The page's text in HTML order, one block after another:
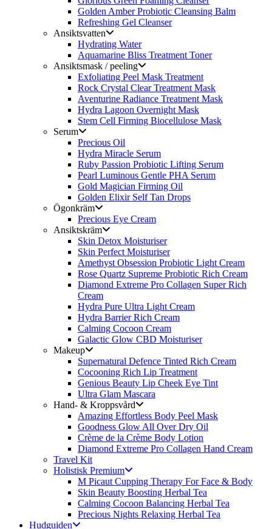
Golden Amber Probiotic Cleansing Balm
Refreshing Gel Cleanser
Ansiktsvatten
Hydrating Water
Aquamarine Bliss Treatment Toner
Ansiktsmask / peeling
Exfoliating Peel Mask Treatment
Rock Crystal Clear Treatment Mask
Aventurine Radiance Treatment Mask
Hydra Lagoon Overnight Mask
Stem Cell Firming Biocellulose Mask
Serum
Precious Oil
Hydra Miracle Serum
Ruby Passion Probiotic Lifting Serum
Pearl Luminous Gentle PHA Serum
Gold Magician Firming Oil
Golden Elixir Self Tan Drops
Ögonkräm
Precious Eye Cream
Ansiktskräm
Skin Detox Moisturiser
Skin Perfect Moisturiser
Amethyst Obsession Probiotic Light Cream
Rose Quartz Supreme Probiotic Rich Cream
Diamond Extreme Pro Collagen Super Rich
Cream
Hydra Pure Ultra Light Cream
Hydra Barrier Rich Cream
Calming Cocoon Cream
Galactic Glow CBD Moisturiser
Makeup
Supernatural Defence Tinted Rich Cream
Cocooning Rich Lip Treatment
Genious Beauty Lip Cheek Eye Tint
Ultra Glam Mascara
Hand- & Kroppsvård
Amazing Effortless Body Peel Mask
Goodness Glow All Over Dry Oil
Crème de la Crème Body Lotion
Diamond Extreme Pro Collagen Hand Cream
Travel Kit
Holistisk Premium
M Picaut Cupping Therapy For Face & Body
Skin Beauty Boosting Herbal Tea
Calming Cocoon Balancing Herbal Tea
Precious Nights Relaxing Herbal Tea
Hudguiden